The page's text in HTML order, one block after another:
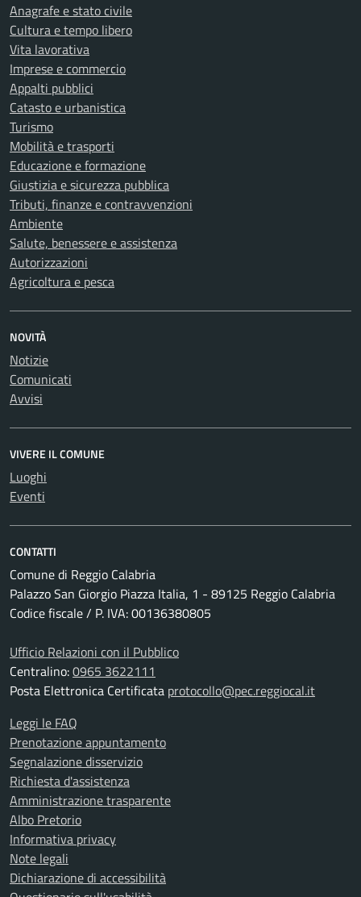
Anagrafe e stato civile
Cultura e tempo libero
Vita lavorativa
Imprese e commercio
Appalti pubblici
Catasto e urbanistica
Turismo
Mobilità e trasporti
Educazione e formazione
Giustizia e sicurezza pubblica
Tributi, finanze e contravvenzioni
Ambiente
Salute, benessere e assistenza
Autorizzazioni
Agricoltura e pesca
NOVITÀ
Notizie
Comunicati
Avvisi
VIVERE IL COMUNE
Luoghi
Eventi
CONTATTI
Comune di Reggio Calabria
Palazzo San Giorgio Piazza Italia, 1 - 89125 Reggio Calabria
Codice fiscale / P. IVA: 00136380805
Ufficio Relazioni con il Pubblico
Centralino:0965 3622111
Posta Elettronica Certificata protocollo@pec.reggiocal.it
Leggi le FAQ
Prenotazione appuntamento
Segnalazione disservizio
Richiesta d'assistenza
Amministrazione trasparente
Albo Pretorio
Informativa privacy
Note legali
Dichiarazione di accessibilità